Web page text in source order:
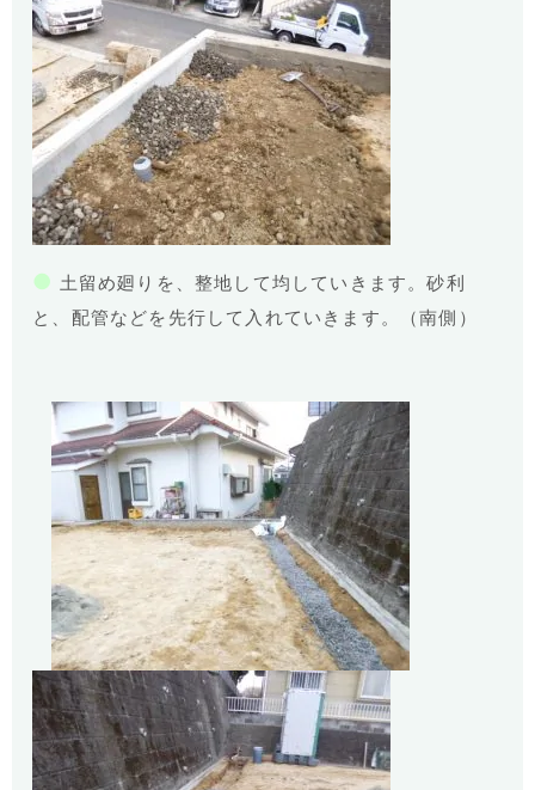
● 土留め廻りを、整地して均していきます。砂利
と、配管などを先行して入れていきます。（南側）